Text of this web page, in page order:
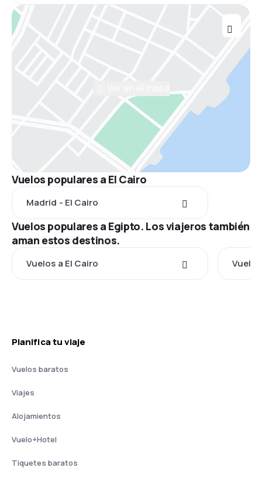
Vuelos populares a El Cairo
Madrid - El Cairo
Vuelos populares a Egipto. Los viajeros también
aman estos destinos.
Vuelos a El Cairo
Planifica tu viaje
Vuelos baratos
Viajes
Alojamientos
Vuelo+Hotel
Tiquetes baratos